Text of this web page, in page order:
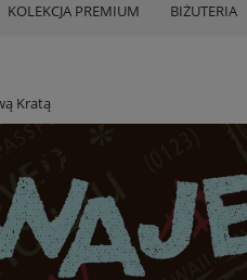
KOLEKCJA PREMIUM BIŻUTERIA
Kratą